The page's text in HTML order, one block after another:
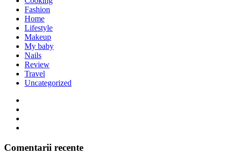
Fashion
Home
Lifestyle
Makeup
My baby
Nails
Review
Travel
Uncategorized
Comentarii recente